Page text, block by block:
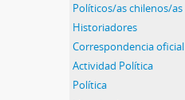
Políticos/as chilenos/as
Historiadores
Correspondencia oficial
Actividad Política
Política